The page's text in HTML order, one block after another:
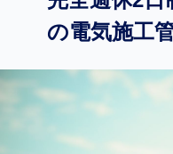
の電気施工